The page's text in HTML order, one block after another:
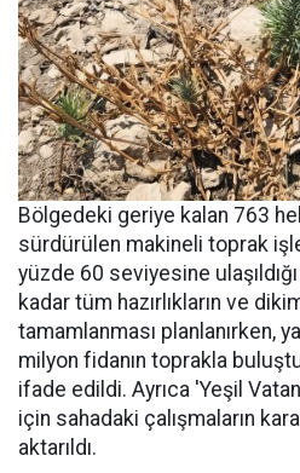
Bölgedeki geriye kalan 763
sürdürülen makineli toprak
yüzde 60 seviyesine
kadar tüm hazırlıkların ve
tamamlanması planlanırken,
milyon fidanın toprakla
ifade edildi. Ayrıca 'Yeşil
için sahadaki çalışmaların
aktarıldı.